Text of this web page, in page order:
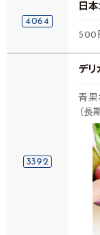
4064
日
500
3392
デリ
青果
（長